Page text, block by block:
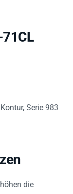
Kontur, Serie 983
die